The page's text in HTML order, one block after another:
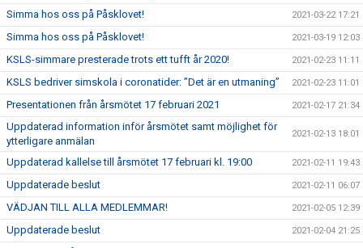
Simma hos oss på Påsklovet! 2021-03-22 17:21
Simma hos oss på Påsklovet! 2021-03-19 12:03
KSLS-simmare presterade trots ett tufft år 2020! 2021-02-23 11:11
KSLS bedriver simskola i coronatider: ”Det är en utmaning” 2021-02-23 11:01
Presentationen från årsmötet 17 februari 2021 2021-02-17 21:34
Uppdaterad information inför årsmötet samt möjlighet för
ytterligare anmälan
2021-02-13 18:01
Uppdaterad kallelse till årsmötet 17 februari kl. 19:00 2021-02-11 19:43
Uppdaterade beslut 2021-02-11 06:07
VÄDJAN TILL ALLA MEDLEMMAR! 2021-02-05 12:39
Uppdaterade beslut 2021-02-04 21:25